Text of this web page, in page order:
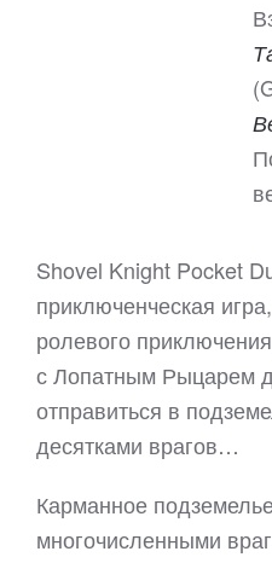
Shovel Knight Pocket
приключенческая
ролевого
с Лопатным Рыцарем
отправиться в
десятками врагов…
Карманное
многочисленными